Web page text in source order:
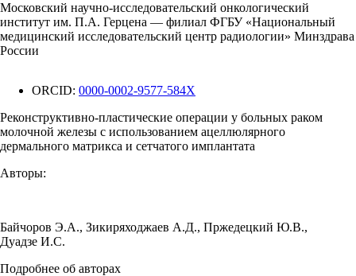
Московский научно-исследовательский онкологический
институт им. П.А. Герцена — филиал ФГБУ «Национальный
медицинский исследовательский центр радиологии» Минздрава
России
ORCID: 0000-0002-9577-584X
Реконструктивно-пластические операции у больных раком
молочной железы с использованием ацеллюлярного
дермального матрикса и сетчатого имплантата
Авторы:
Байчоров Э.А., Зикиряходжаев А.Д., Пржедецкий Ю.В.,
Дуадзе И.С.
Подробнее об авторах